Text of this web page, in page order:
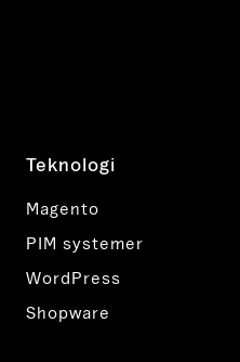
Teknologi
Magento
PIM systemer
WordPress
Shopware